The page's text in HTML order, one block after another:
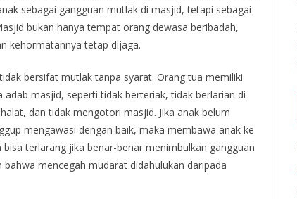
sebagai gangguan mutlak di masjid, tetapi sebagai
bukan hanya tempat orang dewasa beribadah,
kehormatannya tetap dijaga.
bersifat mutlak tanpa syarat. Orang tua memiliki
masjid, seperti tidak berteriak, tidak berlarian di
dan tidak mengotori masjid. Jika anak belum
mengawasi dengan baik, maka membawa anak ke
terlarang jika benar-benar menimbulkan gangguan
mencegah mudarat didahulukan daripada